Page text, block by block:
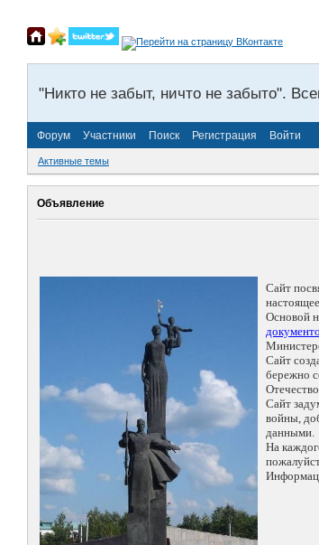
"Никто не забыт, ничто не забыто".
Форум Участники Поиск Регистрация Войти
Активные темы
Объявление
Сайт
Основой
Сайт
бережно
Сайт
войны,
данными.
На